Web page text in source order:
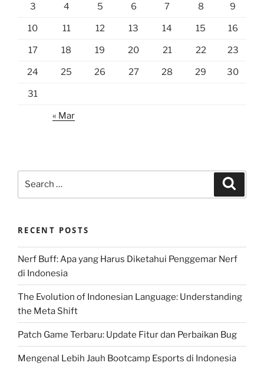
3 4 5 6 7 8 9
10 11 12 13 14 15 16
17 18 19 20 21 22 23
24 25 26 27 28 29 30
31
« Mar
RECENT POSTS
Nerf Buff: Apa yang Harus Diketahui Penggemar Nerf
di Indonesia
The Evolution of Indonesian Language: Understanding
the Meta Shift
Patch Game Terbaru: Update Fitur dan Perbaikan Bug
Mengenal Lebih Jauh Bootcamp Esports di Indonesia